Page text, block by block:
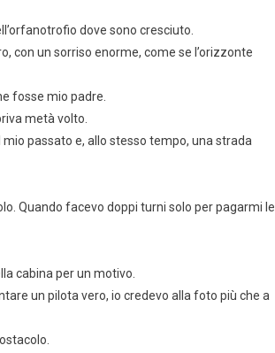
dove sono cresciuto.
con un sorriso enorme, come se l’orizzonte
fosse mio padre.
metà volto.
passato e, allo stesso tempo, una strada
Quando facevo doppi turni solo per pagarmi le
cabina per un motivo.
un pilota vero, io credevo alla foto più che a